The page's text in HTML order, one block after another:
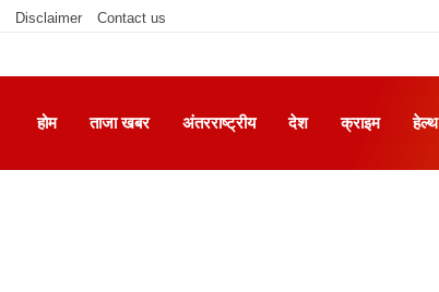
Disclaimer Contact us
होम ताजा खबर अंतरराष्ट्रीय देश क्राइम हेल्थ